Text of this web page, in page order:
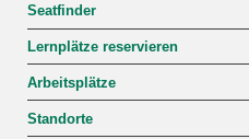
Seatfinder
Lernplätze reservieren
Arbeitsplätze
Standorte